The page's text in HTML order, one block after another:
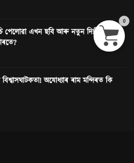
পেলোৱা এখন ছবি আৰু নতুন দিল্লীত
অযোধ্যাৰ ৰাম মন্দিৰত কি
0